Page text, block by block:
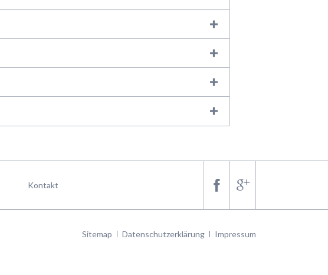
Kontakt
Navigation
Sitemap Datenschutzerklärung Impressum